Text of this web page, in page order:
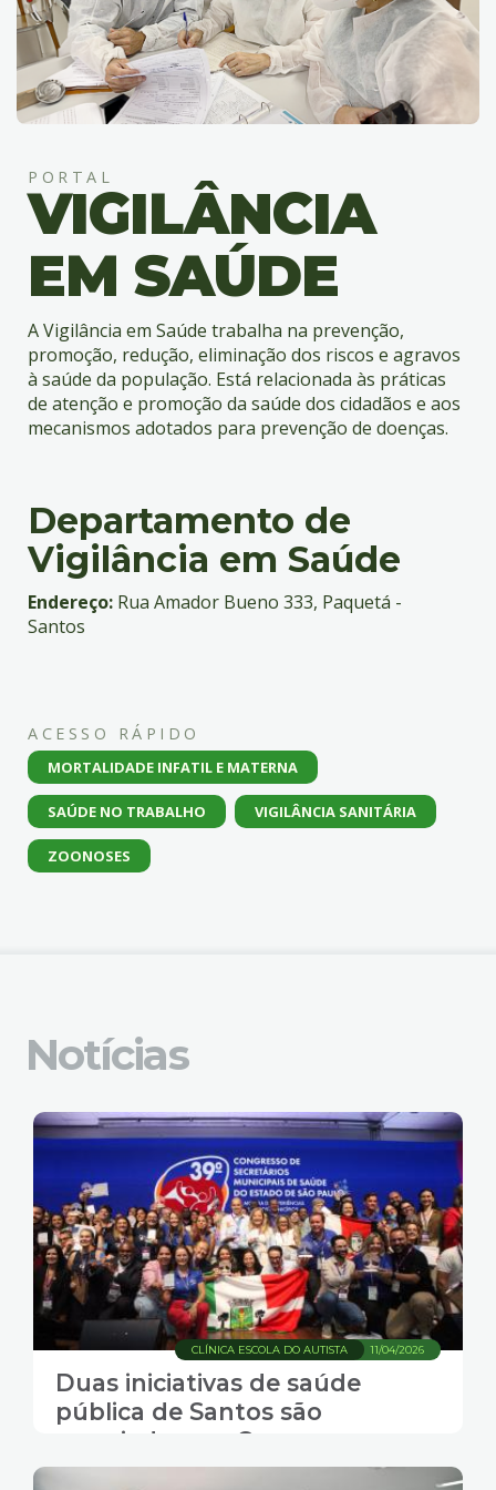
Acessibilidade
PORTAL
VIGILÂNCIA
EM SAÚDE
A Vigilância em Saúde trabalha na prevenção,
promoção, redução, eliminação dos riscos e agravos
à saúde da população. Está relacionada às práticas
de atenção e promoção da saúde dos cidadãos e aos
mecanismos adotados para prevenção de doenças.
Departamento de
Vigilância em Saúde
Endereço: Rua Amador Bueno 333, Paquetá -
Santos
ACESSO RÁPIDO
MORTALIDADE INFATIL E MATERNA
SAÚDE NO TRABALHO VIGILÂNCIA SANITÁRIA
ZOONOSES
Notícias
11/04/2026
CLÍNICA ESCOLA DO AUTISTA
Duas iniciativas de saúde
pública de Santos são
premiadas em Congresso